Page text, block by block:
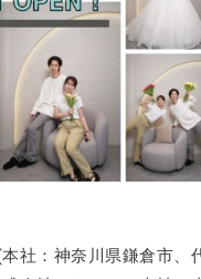
社：神奈川県鎌倉市、